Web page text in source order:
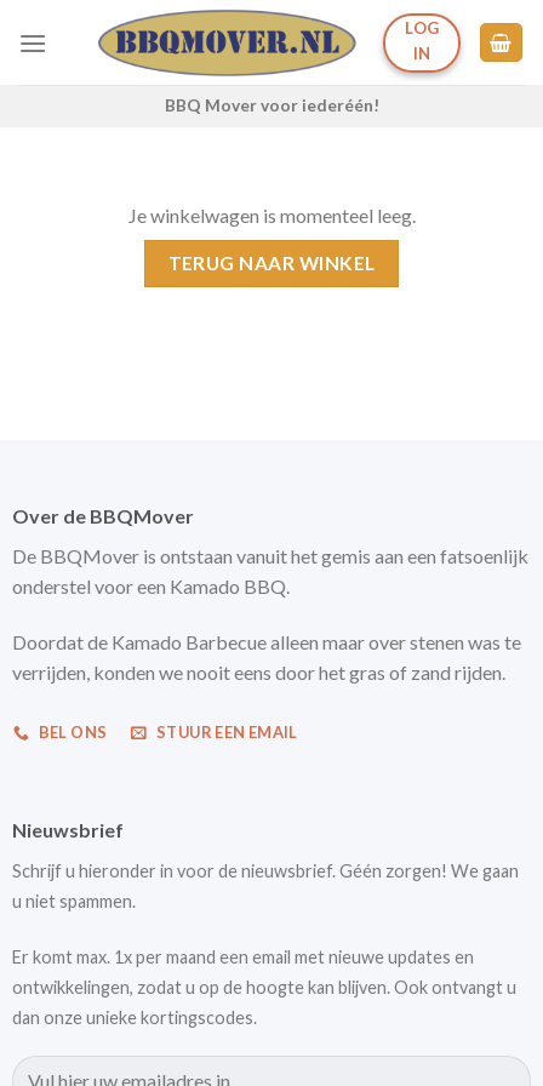
naar
LOG
IN
BBQ Mover voor iederéén!
Je winkelwagen is momenteel leeg.
TERUG NAAR WINKEL
Over de BBQMover
De BBQMover is ontstaan vanuit het gemis aan een fatsoenlijk
onderstel voor een Kamado BBQ.
Doordat de Kamado Barbecue alleen maar over stenen was te
verrijden, konden we nooit eens door het gras of zand rijden.
BEL ONS STUUR EEN EMAIL
Nieuwsbrief
Schrijf u hieronder in voor de nieuwsbrief. Géén zorgen! We gaan
u niet spammen.
Er komt max. 1x per maand een email met nieuwe updates en
ontwikkelingen, zodat u op de hoogte kan blijven. Ook ontvangt u
dan onze unieke kortingscodes.